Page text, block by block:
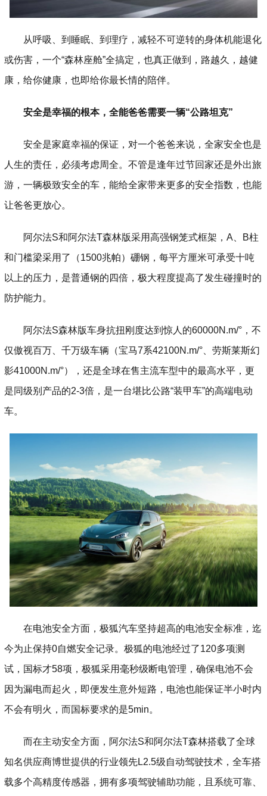
从呼吸、到睡眠、到理疗，减轻不可逆转的身体机能退化
或伤害，一个“森林座舱”全搞定，也真正做到，路越久，越健
康，给你健康，也即给你最长情的陪伴。
安全是幸福的根本，全能爸爸需要一辆“公路坦克”
安全是家庭幸福的保证，对一个爸爸来说，全家安全也是
人生的责任，必须考虑周全。不管是逢年过节回家还是外出旅
游，一辆极致安全的车，能给全家带来更多的安全指数，也能
让爸爸更放心。
阿尔法S和阿尔法T森林版采用高强钢笼式框架，A、B柱
和门槛梁采用了（1500兆帕）硼钢，每平方厘米可承受十吨
以上的压力，是普通钢的四倍，极大程度提高了发生碰撞时的
防护能力。
阿尔法S森林版车身抗扭刚度达到惊人的60000N.m/°，不
仅傲视百万、千万级车辆（宝马7系42100N.m/°、劳斯莱斯幻
影41000N.m/°），还是全球在售主流车型中的最高水平，更
是同级别产品的2-3倍，是一台堪比公路“装甲车”的高端电动
车。
在电池安全方面，极狐汽车坚持超高的电池安全标准，迄
今为止保持0自燃安全记录。极狐的电池经过了120多项测
试，国标才58项，极狐采用毫秒级断电管理，确保电池不会
因为漏电而起火，即便发生意外短路，电池也能保证半小时内
不会有明火，而国标要求的是5min。
而在主动安全方面，阿尔法S和阿尔法T森林搭载了全球
知名供应商博世提供的行业领先L2.5级自动驾驶技术，全车搭
载多个高精度传感器，拥有多项驾驶辅助功能，且系统可靠、